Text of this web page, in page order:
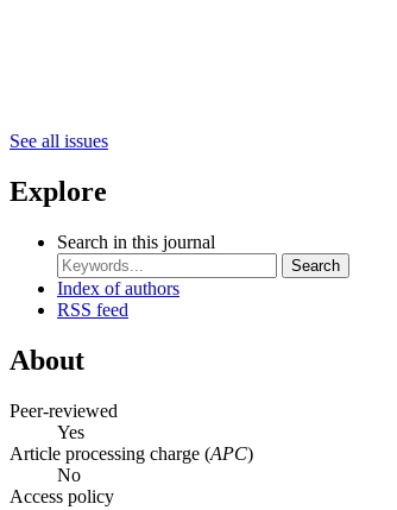
See all issues
Explore
Search in this journal
Search
Index of authors
RSS feed
About
Peer-reviewed
Yes
Article processing charge (APC)
No
Access policy